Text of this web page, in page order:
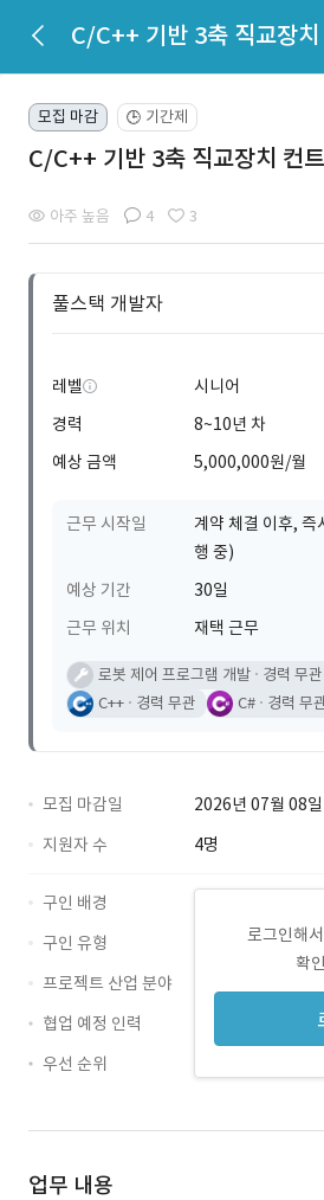
모집 마감 🕒 기간제
C/C++ 기반 3축 직교장치 컨
아주 높음 4 3
풀스택 개발자
레벨
시니어
경력
8~10년 차
예상 금액
5,000,000원/월
근무 시작일
계약 체결 이후, 즉
행 중)
예상 기간
30일
근무 위치
재택 근무
로봇 제어 프로그램 개발
경력 무관
C++
경력 무관 C# 경력 무
모집 마감일
2026년 07월 08일
지원자 수
4명
로그인해
확
구인 배경
구인 유형
프로젝트 산업 분야
협업 예정 인력
우선 순위
업무 내용